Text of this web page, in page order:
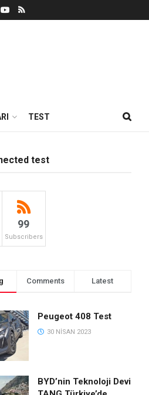
TEST
test
99
Subscribers
Comments Latest
Peugeot 408 Test
30 NISAN 2023
BYD’nin Teknoloji Devi